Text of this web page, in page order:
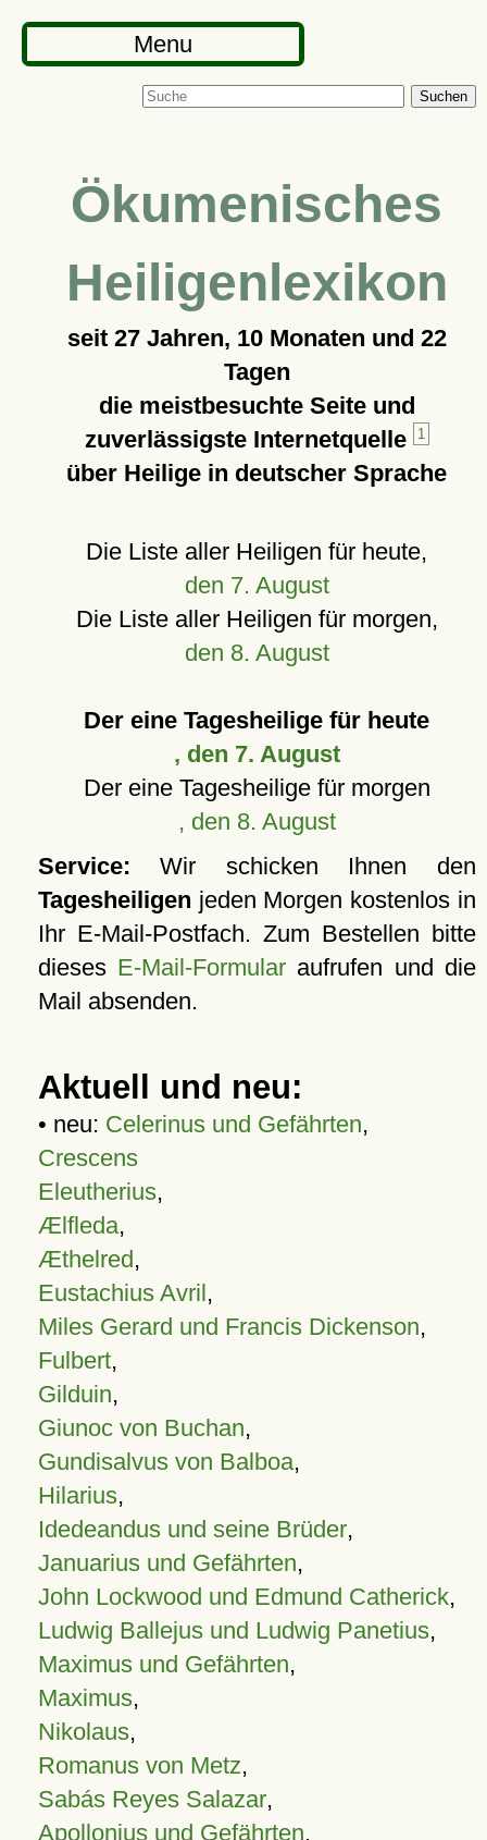
Menu
Suchen
Ökumenisches
Heiligenlexikon
seit 27 Jahren, 10 Monaten und 22
Tagen
die meistbesuchte Seite und
zuverlässigste Internetquelle
1
über Heilige in deutscher Sprache
Die Liste aller Heiligen für heute,
den 7. August
Die Liste aller Heiligen für morgen,
den 8. August
Der eine Tagesheilige für heute
, den 7. August
Der eine Tagesheilige für morgen
, den 8. August
Service: Wir schicken Ihnen den
Tagesheiligen jeden Morgen kostenlos in
Ihr E-Mail-Postfach. Zum Bestellen bitte
dieses E-Mail-Formular aufrufen und die
Mail absenden.
Aktuell und neu:
• neu: Celerinus und Gefährten,
Crescens
Eleutherius,
Ælfleda,
Æthelred,
Eustachius Avril,
Miles Gerard und Francis Dickenson,
Fulbert,
Gilduin,
Giunoc von Buchan,
Gundisalvus von Balboa,
Hilarius,
Idedeandus und seine Brüder,
Januarius und Gefährten,
John Lockwood und Edmund Catherick,
Ludwig Ballejus und Ludwig Panetius,
Maximus und Gefährten,
Maximus,
Nikolaus,
Romanus von Metz,
Sabás Reyes Salazar,
Apollonius und Gefährten,